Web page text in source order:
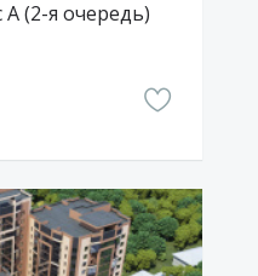
(2-я очередь)